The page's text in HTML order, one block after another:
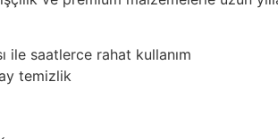
saatlerce rahat kullanım
temizlik